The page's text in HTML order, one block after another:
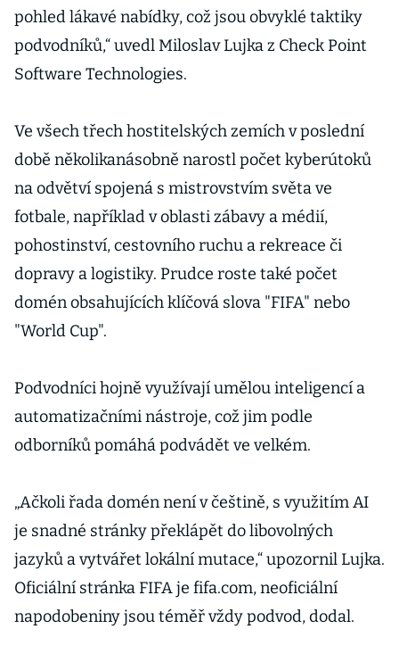
pohled lákavé nabídky, což jsou obvyklé taktiky
podvodníků,“ uvedl Miloslav Lujka z Check Point
Software Technologies.
Ve všech třech hostitelských zemích v poslední
době několikanásobně narostl počet kyberútoků
na odvětví spojená s mistrovstvím světa ve
fotbale, například v oblasti zábavy a médií,
pohostinství, cestovního ruchu a rekreace či
dopravy a logistiky. Prudce roste také počet
domén obsahujících klíčová slova "FIFA" nebo
"World Cup".
Podvodníci hojně využívají umělou inteligencí a
automatizačními nástroje, což jim podle
odborníků pomáhá podvádět ve velkém.
„Ačkoli řada domén není v češtině, s využitím AI
je snadné stránky překlápět do libovolných
jazyků a vytvářet lokální mutace,“ upozornil Lujka.
Oficiální stránka FIFA je fifa.com, neoficiální
napodobeniny jsou téměř vždy podvod, dodal.